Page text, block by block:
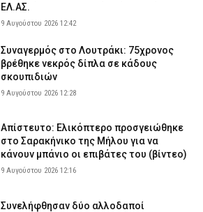
ΕΛ.ΑΣ.
9 Αυγούστου 2026 12:42
Συναγερμός στο Λουτράκι: 75χρονος
βρέθηκε νεκρός δίπλα σε κάδους
σκουπιδιών
9 Αυγούστου 2026 12:28
Απίστευτο: Ελικόπτερο προσγειώθηκε
στο Σαρακήνικο της Μήλου για να
κάνουν μπάνιο οι επιβάτες του (βίντεο)
9 Αυγούστου 2026 12:16
Συνελήφθησαν δύο αλλοδαποί